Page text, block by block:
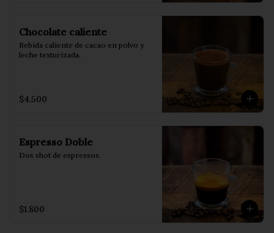
Chocolate caliente
Bebida caliente de cacao en polvo y
leche texturizada.
$4.500
Espresso Doble
Dos shot de espressos.
$1.800